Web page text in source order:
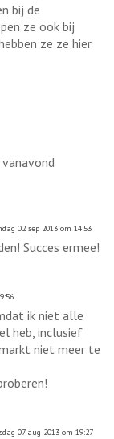
bij de
ze ook bij
ze ze hier
02 sep 2013 om 14:53
Succes ermee!
ik niet alle
heb, inclusief
niet meer te
07 aug 2013 om 19:27